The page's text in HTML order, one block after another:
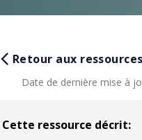
Retour aux ressources
Date de dernière mise à
Cette ressource décrit: